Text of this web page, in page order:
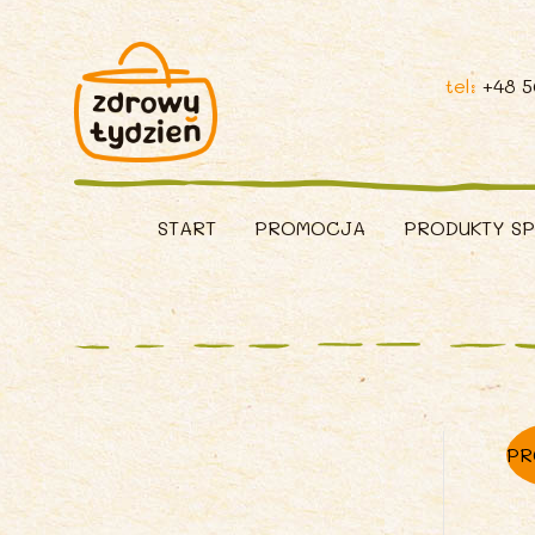
tel: +48
START PROMOCJA PRODUKTY